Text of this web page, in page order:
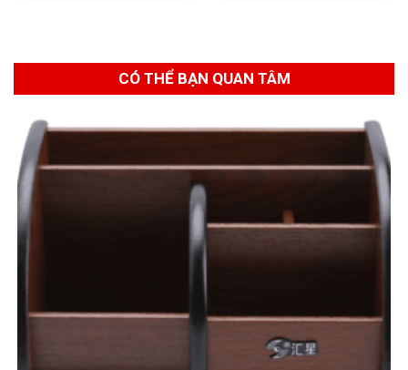
CÓ THỂ BẠN QUAN TÂM